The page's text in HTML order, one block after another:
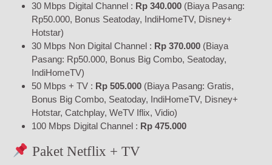
30 Mbps Digital Channel : Rp 340.000 (Biaya Pasang:
Rp50.000, Bonus Seatoday, IndiHomeTV, Disney+
Hotstar)
30 Mbps Non Digital Channel : Rp 370.000 (Biaya
Pasang: Rp50.000, Bonus Big Combo, Seatoday,
IndiHomeTV)
50 Mbps + TV : Rp 505.000 (Biaya Pasang: Gratis,
Bonus Big Combo, Seatoday, IndiHomeTV, Disney+
Hotstar, Catchplay, WeTV Iflix, Vidio)
100 Mbps Digital Channel : Rp 475.000
Paket Netflix + TV